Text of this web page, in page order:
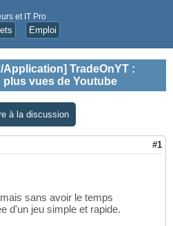
et IT Pro
Emploi
Application] TradeOnYT :
plus vues de Youtube
à la discussion
#1
sans avoir le temps
d'un jeu simple et rapide.